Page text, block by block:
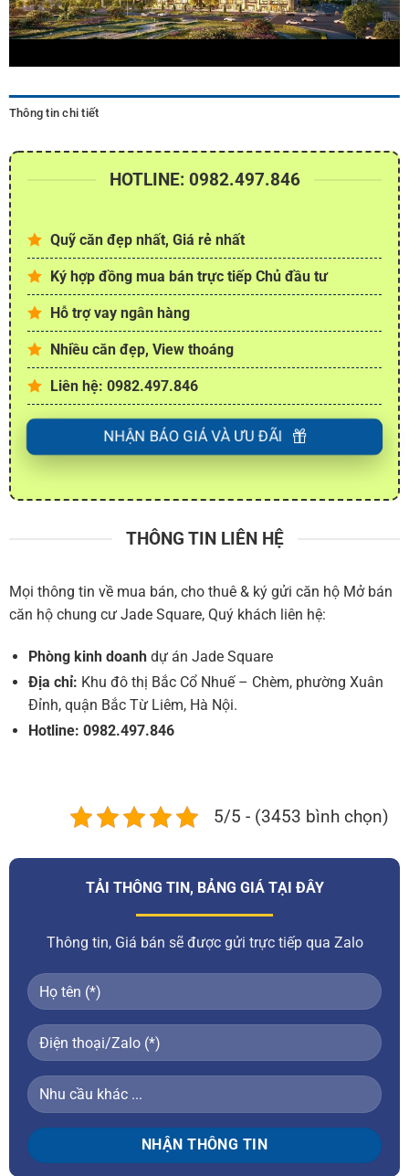
Thông tin chi tiết
HOTLINE: 0982.497.846
Quỹ căn đẹp nhất, Giá rẻ nhất
Ký hợp đồng mua bán trực tiếp Chủ đầu tư
Hỗ trợ vay ngân hàng
Nhiều căn đẹp, View thoáng
Liên hệ: 0982.497.846
NHẬN BÁO GIÁ VÀ ƯU ĐÃI
THÔNG TIN LIÊN HỆ
Mọi thông tin về mua bán, cho thuê & ký gửi căn hộ Mở bán
căn hộ chung cư Jade Square, Quý khách liên hệ:
Phòng kinh doanhdự án Jade Square
Địa chỉ: Khu đô thị Bắc Cổ Nhuế – Chèm, phường Xuân
Đỉnh, quận Bắc Từ Liêm, Hà Nội.
Hotline: 0982.497.846
5/5 - (3453 bình chọn)
TẢI THÔNG TIN, BẢNG GIÁ TẠI ĐÂY
Thông tin, Giá bán sẽ được gửi trực tiếp qua Zalo